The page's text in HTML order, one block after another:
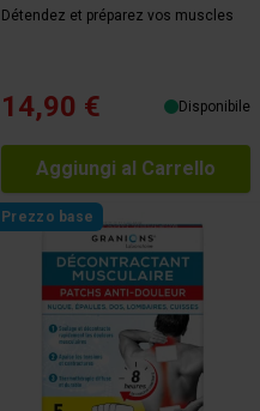
Détendez et préparez vos muscles
14,90 € Disponibile
Aggiungi al Carrello
Prezzo base